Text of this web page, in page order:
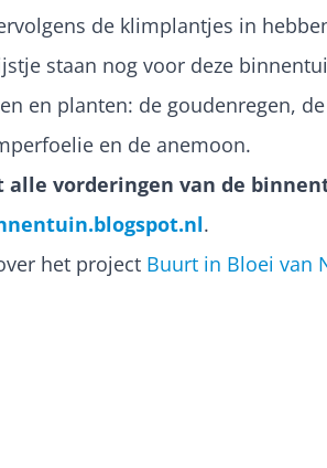
de klimplantjes in
staan nog voor deze
en planten: de goudenregen,
en de anemoon.
alle vorderingen van de
.
het project Buurt in Bloei van